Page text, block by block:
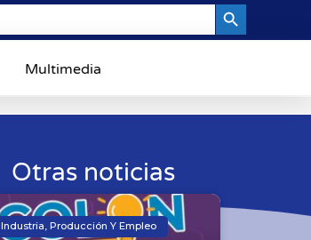
Multimedia
Otras noticias
Industria, Producción Y Empleo